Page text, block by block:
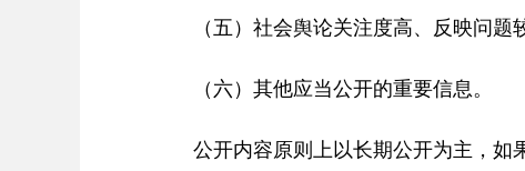
（五）社会舆论关注度高、反映问题
（六）其他应当公开的重要信息。
公开内容原则上以长期公开为主，如